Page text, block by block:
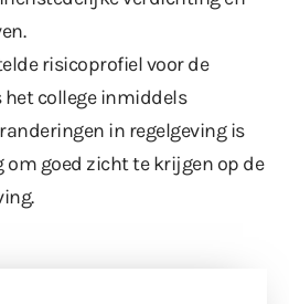
risicoprofiel voor de
het college inmiddels
in regelgeving is
om goed zicht te krijgen op de